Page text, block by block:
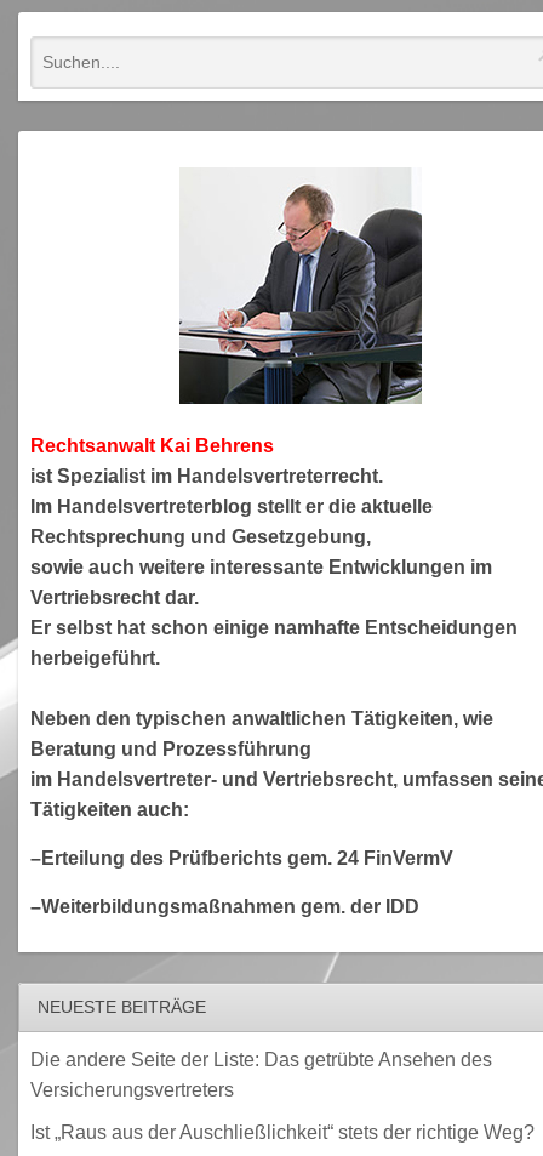
Rechtsanwalt Kai Behrens
ist Spezialist im Handelsvertreterrecht.
Im Handelsvertreterblog stellt er die aktuelle
Rechtsprechung und Gesetzgebung,
sowie auch weitere interessante Entwicklungen im
Vertriebsrecht dar.
Er selbst hat schon einige namhafte Entscheidungen
herbeigeführt.
Neben den typischen anwaltlichen Tätigkeiten, wie
Beratung und Prozessführung
im Handelsvertreter- und Vertriebsrecht, umfassen
Tätigkeiten auch:
–Erteilung des Prüfberichts gem. 24 FinVermV
–Weiterbildungsmaßnahmen gem. der IDD
NEUESTE BEITRÄGE
Die andere Seite der Liste: Das getrübte Ansehen des
Versicherungsvertreters
Ist „Raus aus der Auschließlichkeit“ stets der richtige Weg?